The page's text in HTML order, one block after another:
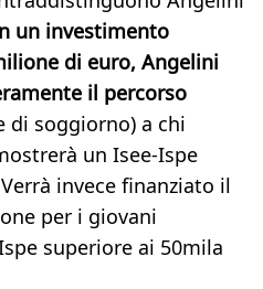
un investimento
di euro, Angelini
il percorso
di soggiorno) a chi
un Isee-Ispe
invece finanziato il
per i giovani
superiore ai 50mila